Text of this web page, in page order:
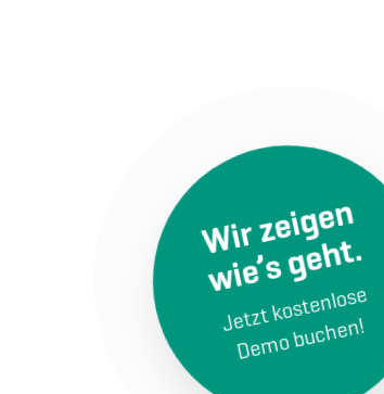
Wir zeigen
wie’s geht.
Jetzt kostenlose
Demo buchen!